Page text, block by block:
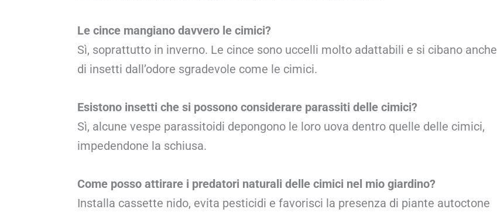
Le cince mangiano davvero le cimici?
Sì, soprattutto in inverno. Le cince sono uccelli molto adattabili e si cibano anche
di insetti dall’odore sgradevole come le cimici.
Esistono insetti che si possono considerare parassiti delle cimici?
Sì, alcune vespe parassitoidi depongono le loro uova dentro quelle delle cimici,
impedendone la schiusa.
Come posso attirare i predatori naturali delle cimici nel mio giardino?
Installa cassette nido, evita pesticidi e favorisci la presenza di piante autoctone